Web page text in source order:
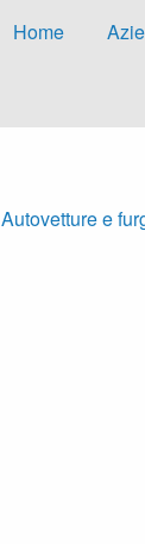
Home
Autovetture e